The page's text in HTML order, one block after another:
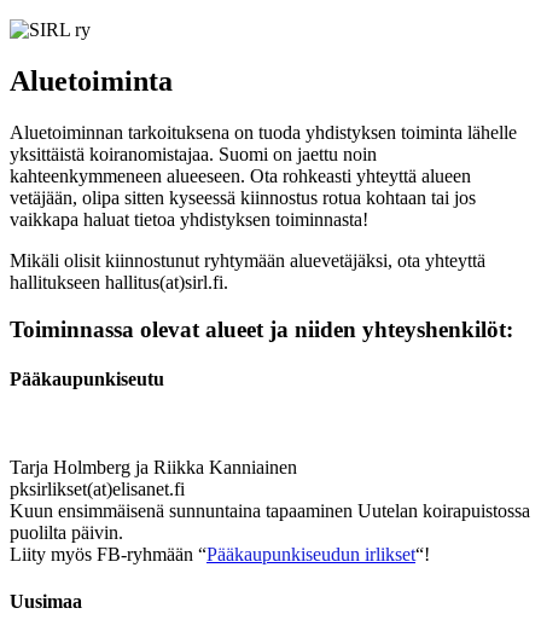
Aluetoiminta
Aluetoiminnan tarkoituksena on tuoda yhdistyksen toiminta lähelle
yksittäistä koiranomistajaa. Suomi on jaettu noin
kahteenkymmeneen alueeseen. Ota rohkeasti yhteyttä alueen
vetäjään, olipa sitten kyseessä kiinnostus rotua kohtaan tai jos
vaikkapa haluat tietoa yhdistyksen toiminnasta!
Mikäli olisit kiinnostunut ryhtymään aluevetäjäksi, ota yhteyttä
hallitukseen hallitus(at)sirl.fi.
Toiminnassa olevat alueet ja niiden yhteyshenkilöt:
Pääkaupunkiseutu
Tarja Holmberg ja Riikka Kanniainen
pksirlikset(at)elisanet.fi
Kuun ensimmäisenä sunnuntaina tapaaminen Uutelan koirapuistossa
puolilta päivin.
Liity myös FB-ryhmään “Pääkaupunkiseudun irlikset“!
Uusimaa